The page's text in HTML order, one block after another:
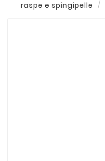
raspe e spingipelle